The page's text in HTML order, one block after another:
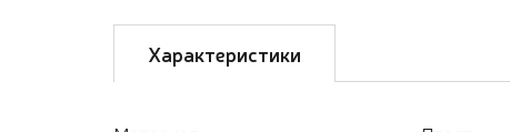
Характеристики